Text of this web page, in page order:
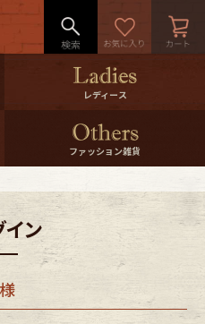
％Offクーポンプレゼン
ト
クーポンプレゼント
LINE ID連携
マイページ
International Shipping
レディース
ファッション雑貨
イン